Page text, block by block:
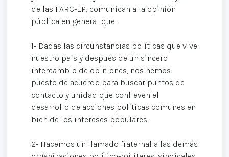
de las FARC-EP, comunican a la opinión
pública en general que:
1- Dadas las circunstancias políticas que vive
nuestro país y después de un sincero
intercambio de opiniones, nos hemos
puesto de acuerdo para buscar puntos de
contacto y unidad que conlleven el
desarrollo de acciones políticas comunes en
bien de los intereses populares.
2- Hacemos un llamado fraternal a las demás